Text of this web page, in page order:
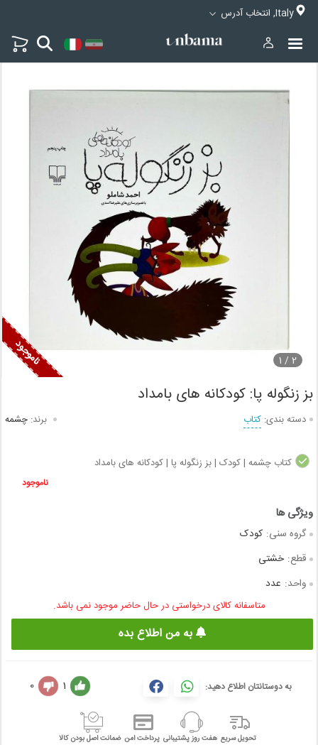
Italy, انتخاب آدرس
2 /
1
بز زنگوله پا: کودکانه های بامداد
دسته بندی: کتاب برند: چشمه
کتاب چشمه | کودک | بز زنگوله پا | کودکانه های بامداد
ناموجود
گروه سنی: کودک
قطع: خشتی
واحد: عدد
متاسفانه کالای درخواستی در حال حاضر موجود نمی باشد.
به من اطلاع بده
به دوستانتان اطلاع دهید: 1
0
تحویل سریع هفت روز پشتیبانی پرداخت امن ضمانت اصل بودن کالا